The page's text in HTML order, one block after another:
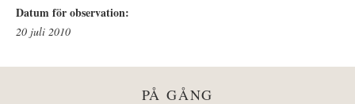
Datum för observation:
20 juli 2010
PÅ GÅNG